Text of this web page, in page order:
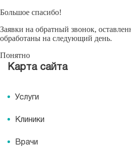
Большое спасибо!
Заявки на обратный звонок,
обработаны на следующий день.
Понятно
Карта сайта
Услуги
Клиники
Врачи